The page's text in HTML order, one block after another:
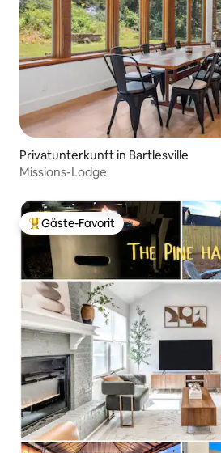
Privatunterkunft in Bartlesville
Missions-Lodge
Beliebter Gäste-Favorit.
Gäste-Favorit